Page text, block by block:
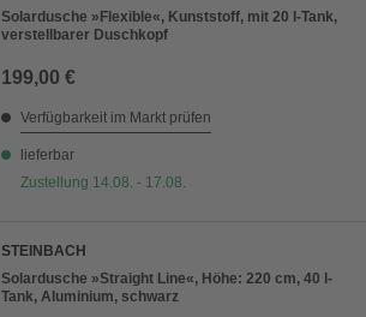
Solardusche »Flexible«, Kunststoff, mit 20 l-Tank,
verstellbarer Duschkopf
199,00 €
Verfügbarkeit im Markt prüfen
lieferbar
Zustellung 14.08. - 17.08.
STEINBACH
Solardusche »Straight Line«, Höhe: 220 cm, 40 l-
Tank, Aluminium, schwarz